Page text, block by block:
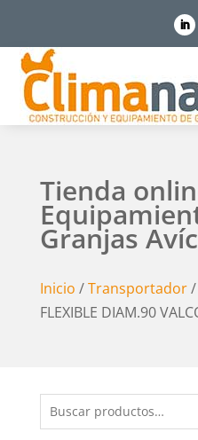
Tienda
Granjas
Inicio /Transportador/
FLEXIBLE DIAM.90
Buscar
por: